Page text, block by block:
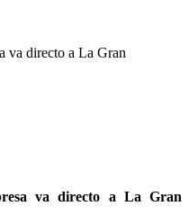
va directo a La Gran
va directo a La Gran